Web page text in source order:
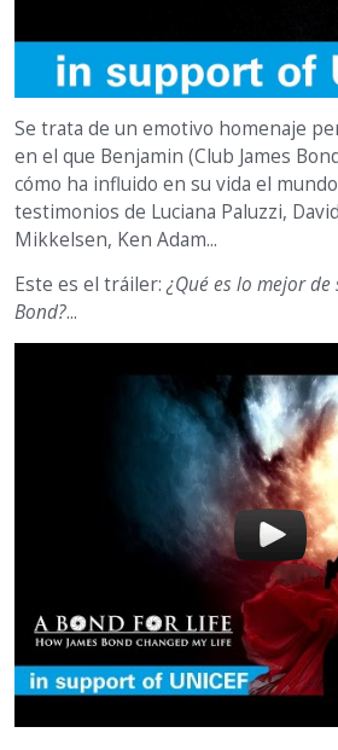
Se trata de un emotivo homenaje
en el que Benjamin (Club James
cómo ha influido en su vida el
testimonios de Luciana Paluzzi,
Mikkelsen, Ken Adam...
Este es el tráiler: ¿Qué es lo mejor de
Bond?...